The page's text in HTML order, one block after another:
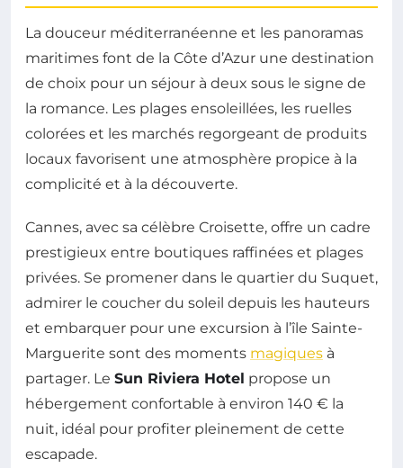
La douceur méditerranéenne et les panoramas
maritimes font de la Côte d’Azur une destination
de choix pour un séjour à deux sous le signe de
la romance. Les plages ensoleillées, les ruelles
colorées et les marchés regorgeant de produits
locaux favorisent une atmosphère propice à la
complicité et à la découverte.
Cannes, avec sa célèbre Croisette, offre un cadre
prestigieux entre boutiques raffinées et plages
privées. Se promener dans le quartier du Suquet,
admirer le coucher du soleil depuis les hauteurs
et embarquer pour une excursion à l’île Sainte-
Marguerite sont des moments magiques à
partager. Le Sun Riviera Hotel propose un
hébergement confortable à environ 140 € la
nuit, idéal pour profiter pleinement de cette
escapade.